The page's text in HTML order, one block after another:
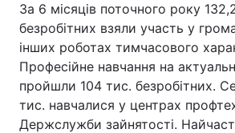
За 6 місяців поточного року
безробітних взяли участь у
інших роботах тимчасового
Професійне навчання на
пройшли 104 тис. безробітних.
тис. навчалися у центрах
Держслужби зайнятості.